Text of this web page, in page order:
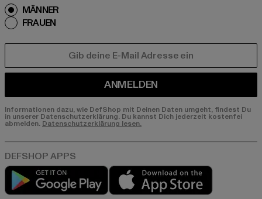
MÄNNER
FRAUEN
ANMELDEN
Informationen dazu, wie DefShop mit Deinen Daten umgeht, findest Du
in unserer Datenschutzerklärung. Du kannst Dich jederzeit kostenfei
abmelden. Datenschutzerklärung lesen.
Play market